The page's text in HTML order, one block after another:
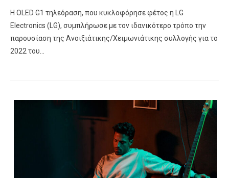
Η OLED G1 τηλεόραση, που κυκλοφόρησε φέτος η LG
Electronics (LG), συμπλήρωσε με τον ιδανικότερο τρόπο την
παρουσίαση της Ανοιξιάτικης/Χειμωνιάτικης συλλογής για το
2022 του…